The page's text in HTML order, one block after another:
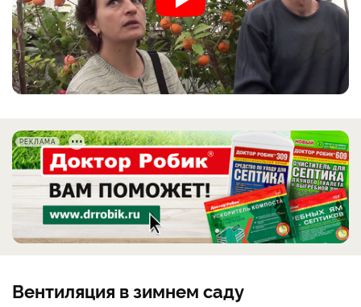
РЕКЛАМА
Вентиляция в зимнем саду